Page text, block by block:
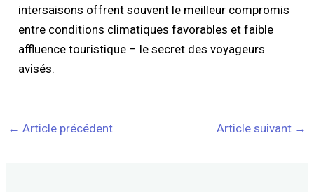
intersaisons offrent souvent le meilleur compromis
entre conditions climatiques favorables et faible
affluence touristique – le secret des voyageurs
avisés.
← Article précédent Article suivant →